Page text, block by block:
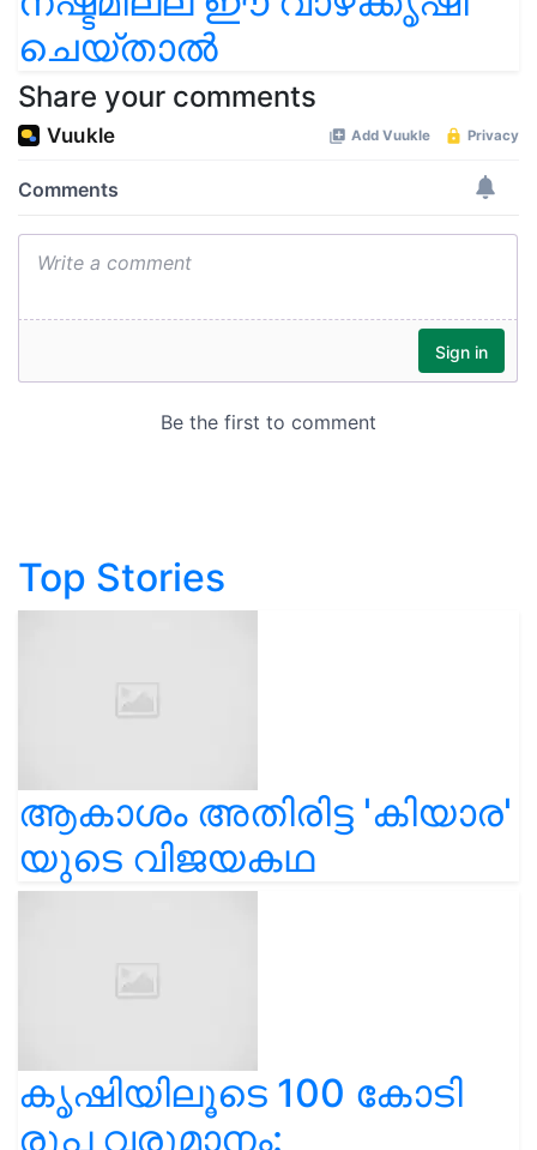
ചെയ്താൽ
Share your comments
Top Stories
ആകാശം അതിരിട്ട 'കിയാര'
യുടെ വിജയകഥ
കൃഷിയിലൂടെ 100 കോടി
രൂപ വരുമാനം: